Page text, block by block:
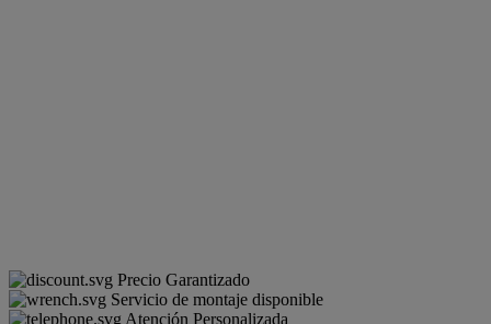
Precio Garantizado
Servicio de montaje disponible
Atención Personalizada